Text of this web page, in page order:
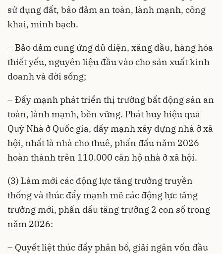
sử dụng đất, bảo đảm an toàn, lành mạnh, công
khai, minh bạch.
– Bảo đảm cung ứng đủ điện, xăng dầu, hàng hóa
thiết yếu, nguyên liệu đầu vào cho sản xuất kinh
doanh và đời sống;
– Đẩy mạnh phát triển thị trường bất động sản an
toàn, lành mạnh, bền vững. Phát huy hiệu quả
Quỹ Nhà ở Quốc gia, đẩy mạnh xây dựng nhà ở xã
hội, nhất là nhà cho thuê, phấn đấu năm 2026
hoàn thành trên 110.000 căn hộ nhà ở xã hội.
(3) Làm mới các động lực tăng trưởng truyền
thống và thúc đẩy mạnh mẽ các động lực tăng
trưởng mới, phấn đấu tăng trưởng 2 con số trong
năm 2026:
– Quyết liệt thúc đẩy phân bổ, giải ngân vốn đầu